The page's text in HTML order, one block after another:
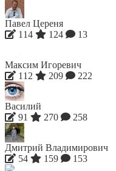
Павел Цереня
114
124 13
Максим Игоревич
112
209 222
Василий
91
270 258
Дмитрий Владимирович
54
159 153